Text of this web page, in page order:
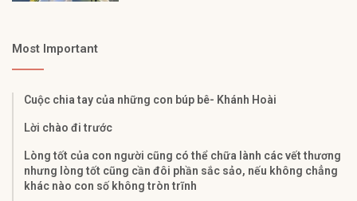
Most Important
Cuộc chia tay của những con búp bê- Khánh Hoài
Lời chào đi trước
Lòng tốt của con người cũng có thể chữa lành các vết thương
nhưng lòng tốt cũng cần đôi phần sắc sảo, nếu không chẳng
khác nào con số không tròn trĩnh